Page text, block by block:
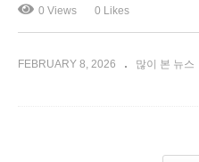
0 Views 0 Likes
FEBRUARY 8, 2026 많이 본 뉴스